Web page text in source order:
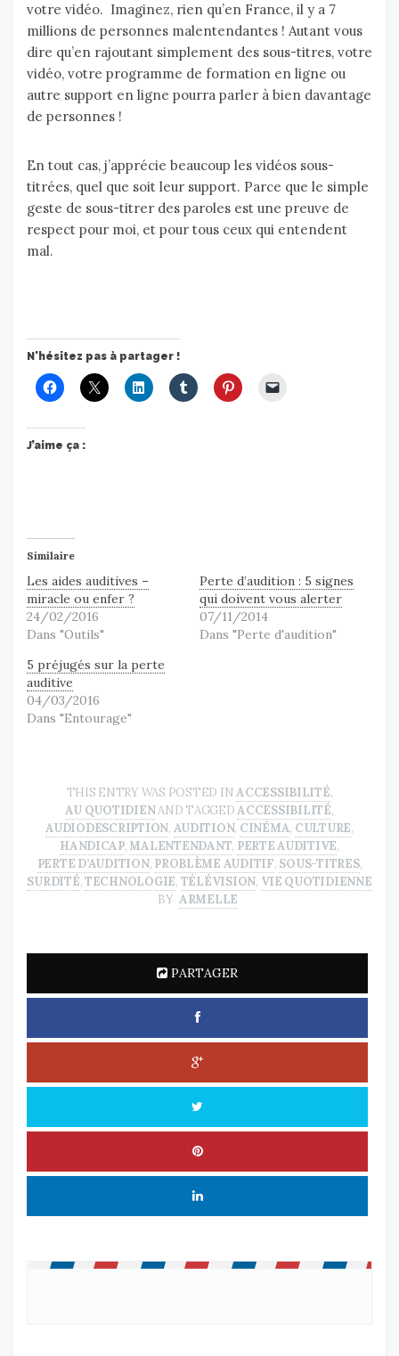
votre vidéo. Imaginez, rien qu’en France, il y a 7
millions de personnes malentendantes ! Autant vous
dire qu’en rajoutant simplement des sous-titres, votre
vidéo, votre programme de formation en ligne ou
autre support en ligne pourra parler à bien davantage
de personnes !
En tout cas, j’apprécie beaucoup les vidéos sous-
titrées, quel que soit leur support. Parce que le simple
geste de sous-titrer des paroles est une preuve de
respect pour moi, et pour tous ceux qui entendent
mal.
N'hésitez pas à partager !
J’aime ça :
Similaire
Les aides auditives –
miracle ou enfer ?
24/02/2016
Dans "Outils"
Perte d’audition : 5 signes
qui doivent vous alerter
07/11/2014
Dans "Perte d'audition"
5 préjugés sur la perte
auditive
04/03/2016
Dans "Entourage"
THIS ENTRY WAS POSTED INACCESSIBILITÉ,
AU QUOTIDIENAND TAGGEDACCESSIBILITÉ,
AUDIODESCRIPTION, AUDITION, CINÉMA, CULTURE,
HANDICAP, MALENTENDANT, PERTE AUDITIVE,
PERTE D’AUDITION, PROBLÈME AUDITIF, SOUS-TITRES,
SURDITÉ,TECHNOLOGIE, TÉLÉVISION, VIE QUOTIDIENNE
BY ARMELLE
PARTAGER